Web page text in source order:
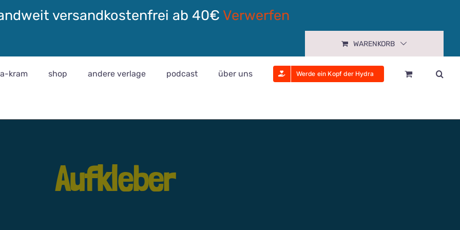
versandkostenfrei ab 40€ Verwerfen
WARENKORB
kram shop andere verlage podcast über uns Werde ein Kopf der Hydra
Aufkleber